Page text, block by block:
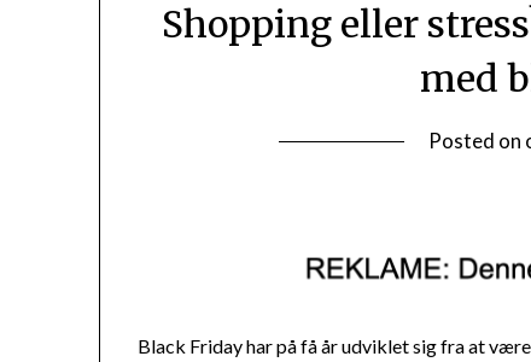
Shopping eller
med
Posted on
Black Friday har på få år udviklet sig fra at